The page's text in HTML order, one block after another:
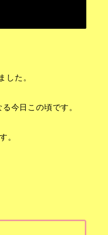
した。
今日この頃です。
。